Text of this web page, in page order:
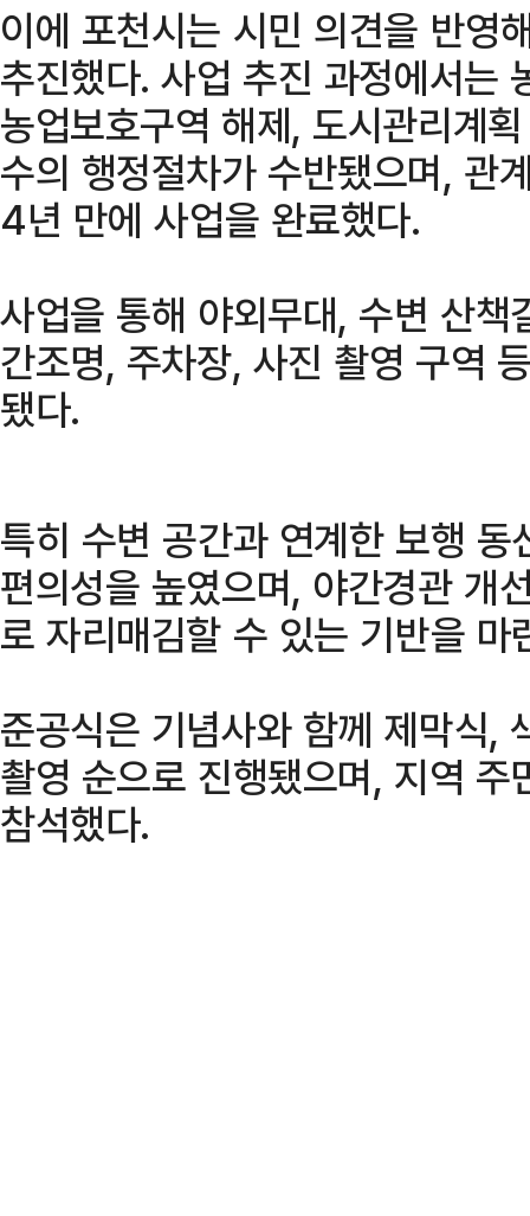
이에 포천시는 시민 의견을 반영
추진했다. 사업 추진 과정에서는
농업보호구역 해제, 도시관리계
수의 행정절차가 수반됐으며, 관
4년 만에 사업을 완료했다.
사업을 통해 야외무대, 수변 산
간조명, 주차장, 사진 촬영 구역
됐다.
특히 수변 공간과 연계한 보행
편의성을 높였으며, 야간경관 개
로 자리매김할 수 있는 기반을 마
준공식은 기념사와 함께 제막식,
촬영 순으로 진행됐으며, 지역
참석했다.